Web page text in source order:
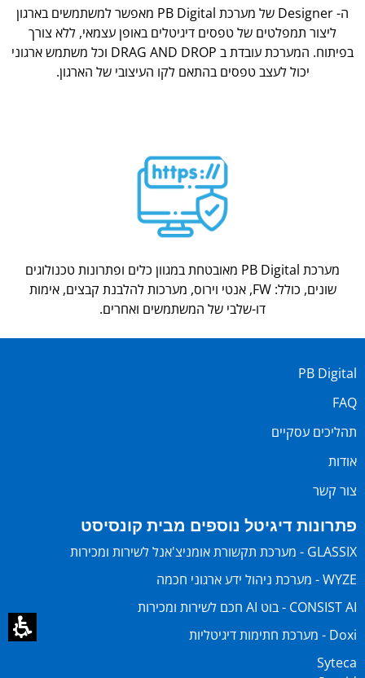
ה- Designer של מערכת PB Digital מאפשר למשתמשים בארגון
ליצור תמפלטים של טפסים דיגיטלים באופן עצמאי, ללא צורך
בפיתוח. המערכת עובדת ב DRAG AND DROP וכל משתמש ארגוני
יכול לעצב טפסים בהתאם לקו העיצובי של הארגון.
מערכת PB Digital מאובטחת במגוון כלים ופתרונות טכנולוגים
שונים, כולל: FW, אנטי וירוס, מערכות להלבנת קבצים, אימות
דו-שלבי של המשתמשים ואחרים.
PB Digital
FAQ
תהליכים עסקיים
אודות
צור קשר
פתרונות דיגיטל נוספים מבית קונסיסט
GLASSIX - מערכת תקשורת אומניצ'אנל לשירות ומכירות
WYZE - מערכת ניהול ידע ארגוני חכמה
CONSIST AI - בוט AI חכם לשירות ומכירות
Doxi - מערכת חתימות דיגיטליות
Syteca